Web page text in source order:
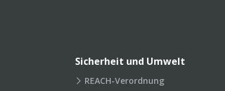
Sicherheit und Umwelt
REACH-Verordnung